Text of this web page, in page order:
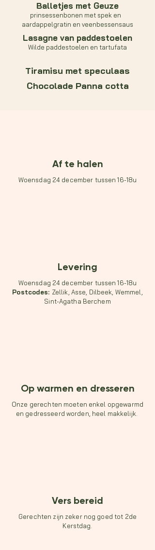
Balletjes met Geuze
prinsessenbonen met spek en
aardappelgratin en veenbessensaus
Lasagne van paddestoelen
Wilde paddestoelen en tartufata
Tiramisu met speculaas
Chocolade Panna cotta
Af te halen
Woensdag 24 december tussen 16-18u
Levering
Woensdag 24 december tussen 16-18u
Postcodes: Zellik, Asse, Dilbeek, Wemmel,
Sint-Agatha Berchem
Op warmen en dresseren
Onze gerechten moeten enkel opgewarmd
en gedresseerd worden, heel makkelijk.
Vers bereid
Gerechten zijn zeker nog goed tot 2de
Kerstdag.